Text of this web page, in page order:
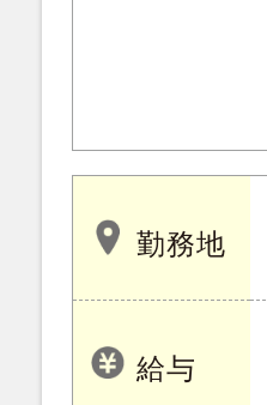
勤務地
給与